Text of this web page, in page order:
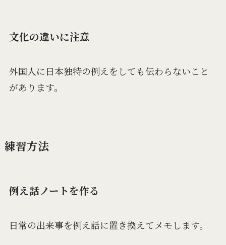
文化の違いに注意
外国人に日本独特の例えをしても伝わらないこと
があります。
練習方法
例え話ノートを作る
日常の出来事を例え話に置き換えてメモします。